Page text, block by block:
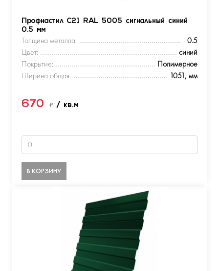
Профнастил С21 RAL 5005 сигнальный синий
0.5 мм
Толщина металла:
0.5
Цвет:
синий
Покрытие:
Полимерное
Ширина общая:
1051, мм
670 ₽ / кв.м
В КОРЗИНУ